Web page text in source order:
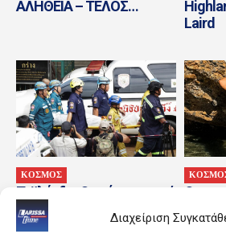
Διαχείριση
ΑΛΗΘΕΙΑ – ΤΕΛΟΣ…
Laird
ΚΟΣΜΟΣ
Ταϊλάνδη: Οκτώ οι νεκροί
της ένοπλης επίθεσης σε
σχολείο – Σχέδιο για τον
Οι
από
τους